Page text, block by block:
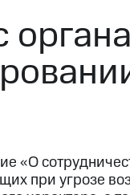
«О
при угрозе